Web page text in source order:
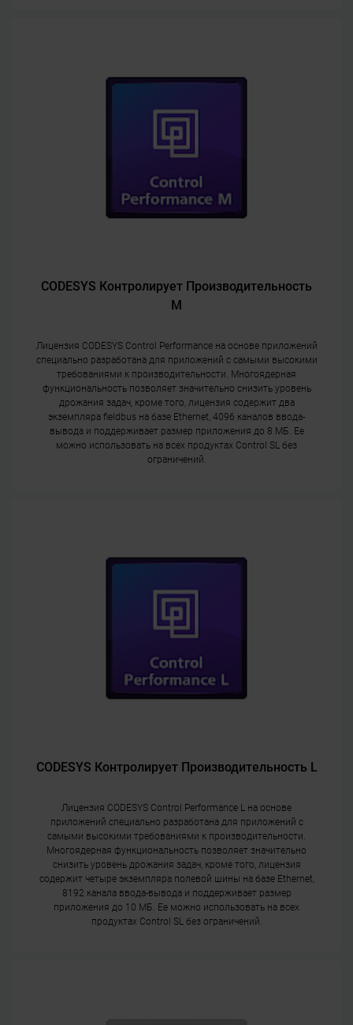
CODESYS Контролирует Производительность
M
Лицензия CODESYS Control Performance на основе приложений
специально разработана для приложений с самыми высокими
требованиями к производительности. Многоядерная
функциональность позволяет значительно снизить уровень
дрожания задач, кроме того, лицензия содержит два
экземпляра fieldbus на базе Ethernet, 4096 каналов ввода-
вывода и поддерживает размер приложения до 8 МБ. Ее
можно использовать на всех продуктах Control SL без
ограничений.
CODESYS Контролирует Производительность L
Лицензия CODESYS Control Performance L на основе
приложений специально разработана для приложений с
самыми высокими требованиями к производительности.
Многоядерная функциональность позволяет значительно
снизить уровень дрожания задач, кроме того, лицензия
содержит четыре экземпляра полевой шины на базе Ethernet,
8192 канала ввода-вывода и поддерживает размер
приложения до 10 МБ. Ее можно использовать на всех
продуктах Control SL без ограничений.